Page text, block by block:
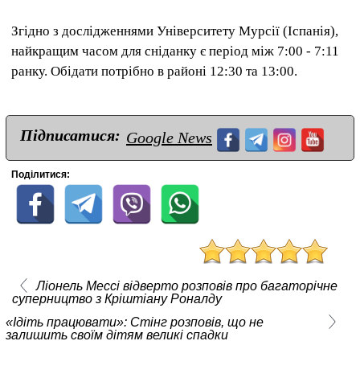
Згідно з дослідженнями Університету Мурсії (Іспанія),
найкращим часом для сніданку є період між 7:00 - 7:11
ранку. Обідати потрібно в районі 12:30 та 13:00.
Підписатися: Google News
Поділитися:
Ліонель Мессі відверто розповів про багаторічне
суперництво з Кріштіану Роналду
«Ідіть працювати»: Стінг розповів, що не
залишить своїм дітям великі спадки